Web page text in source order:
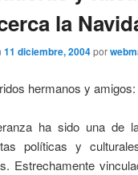
la
11 diciembre, 2004por
hermanos y amigos:
ha sido una de
políticas y
Estrechamente